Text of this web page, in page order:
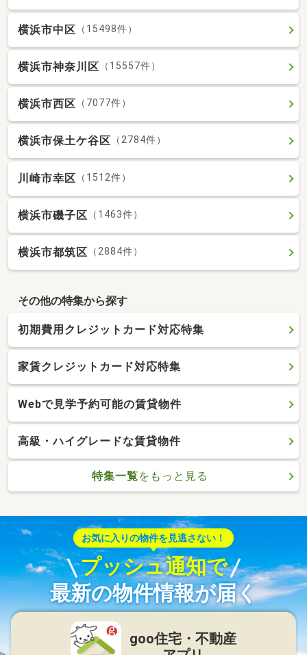
横浜市中区 （15498件）
横浜市神奈川区 （15557件）
横浜市西区 （7077件）
横浜市保土ケ谷区 （2784件）
川崎市幸区 （1512件）
横浜市磯子区 （1463件）
横浜市都筑区 （2884件）
その他の特集から探す
初期費用クレジットカード対応特集
家賃クレジットカード対応特集
Webで見学予約可能の賃貸物件
高級・ハイグレードな賃貸物件
特集一覧をもっと見る
お気に入りの物件を見逃さない！
プッシュ通知で
最新の物件情報が届く
goo住宅・不動産